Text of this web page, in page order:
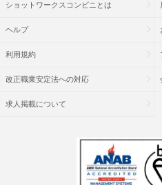
ショットワークスコンビニとは
ヘルプ
利用規約
改正職業安定法への対応
求人掲載について